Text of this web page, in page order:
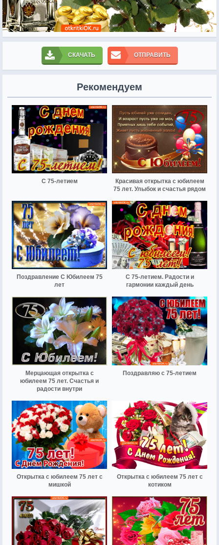
СКАЧАТЬ ОТПРАВИТЬ
Рекомендуем
С 75-летием
Красивая открытка с юбилеем
75 лет. Улыбок и счастья рядом
Поздравление С Юбилеем 75
лет
С 75-летием. Радости и
гармонии каждый день
Мерцающая открытка с
юбилеем 75 лет. Счастья и
радости внутри
Поздравляю с 75-летием
Открытка с юбилеем 75 лет с
мишкой
Открытка с юбилеем 75 лет с
котиком